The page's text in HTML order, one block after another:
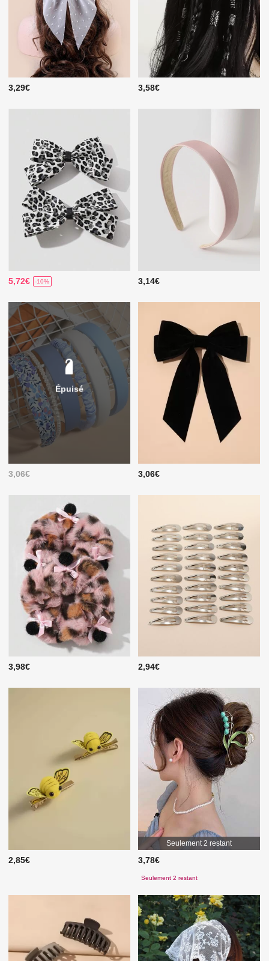
3,29€ 3,58€
5,72€ -10% 3,14€
Épuisé
3,06€ 3,06€
3,98€ 2,94€
2,85€
Seulement 2 restant
3,78€
Seulement 2 restant